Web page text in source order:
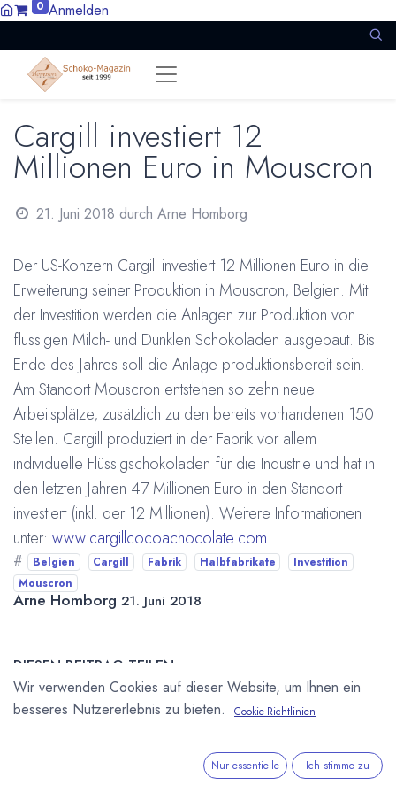
0 Anmelden
Cargill investiert 12
Millionen Euro in Mouscron
21. Juni 2018 durch Arne Homborg
Der US-Konzern Cargill investiert 12 Millionen Euro in die
Erweiterung seiner Produktion in Mouscron, Belgien. Mit
der Investition werden die Anlagen zur Produktion von
flüssigen Milch- und Dunklen Schokoladen ausgebaut. Bis
Ende des Jahres soll die Anlage produktionsbereit sein.
Am Standort Mouscron entstehen so zehn neue
Arbeitsplätze, zusätzlich zu den bereits vorhandenen 150
Stellen. Cargill produziert in der Fabrik vor allem
individuelle Flüssigschokoladen für die Industrie und hat in
den letzten Jahren 47 Millionen Euro in den Standort
investiert (inkl. der 12 Millionen). Weitere Informationen
unter: www.cargillcocoachocolate.com
# Belgien Cargill Fabrik Halbfabrikate
Investition
Mouscron
Arne Homborg 21. Juni 2018
DIESEN BEITRAG TEILEN
Wir verwenden Cookies auf dieser Website, um Ihnen ein
besseres Nutzererlebnis zu bieten.
Cookie-Richtlinien
Nur essentielle Ich stimme zu